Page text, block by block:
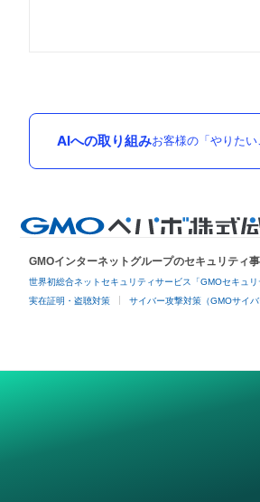
AIへの取り組みお客様の「やりた
GMOインターネットグループのセキュリティ
世界初総合ネットセキュリティサービス「GMOセキュリ
実在証明・盗聴対策 サイバー攻撃対策（GMOサイ